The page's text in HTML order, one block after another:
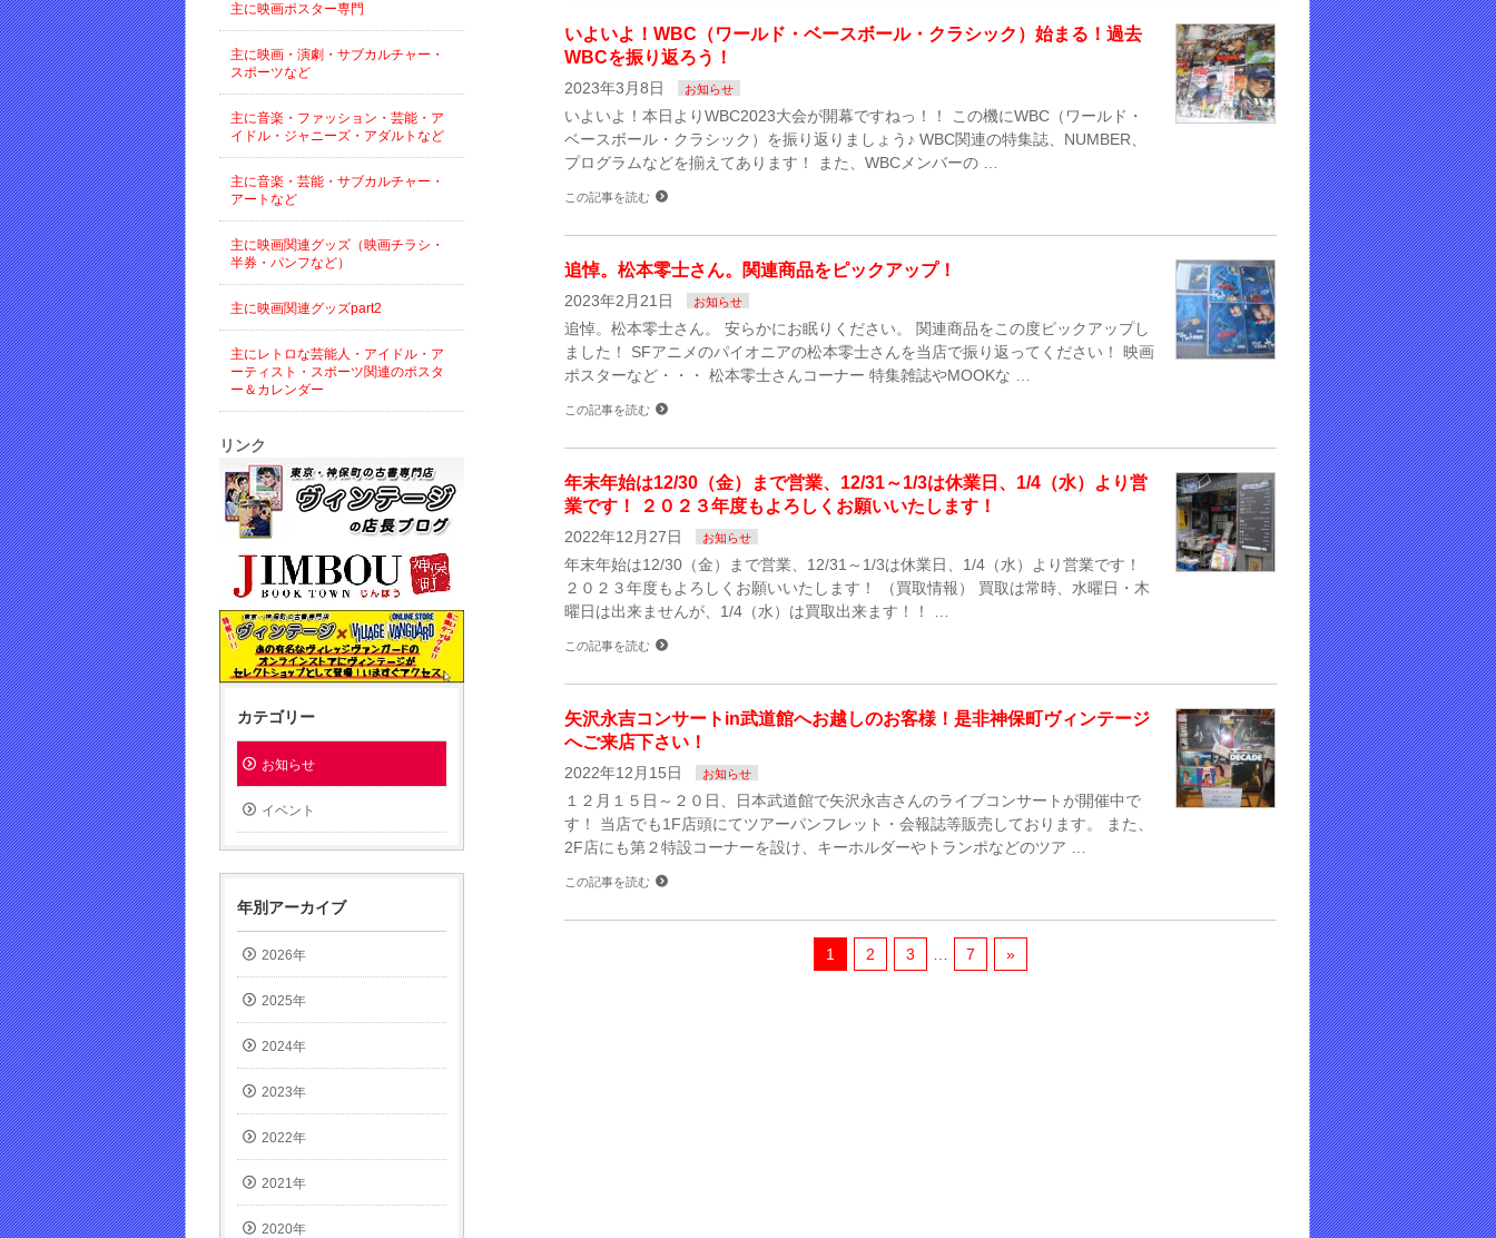
いよいよ！WBC（ワールド・ベースボール・クラシック）始まる！過去
WBCを振り返ろう！
2023年3月8日 お知らせ
いよいよ！本日よりWBC2023大会が開幕ですねっ！！ この機にWBC（ワールド・
ベースボール・クラシック）を振り返りましょう♪ WBC関連の特集誌、NUMBER、
プログラムなどを揃えてあります！ また、WBCメンバーの …
この記事を読む
追悼。松本零士さん。関連商品をピックアップ！
2023年2月21日 お知らせ
追悼。松本零士さん。 安らかにお眠りください。 関連商品をこの度ピックアップし
ました！ SFアニメのパイオニアの松本零士さんを当店で振り返ってください！ 映画
ポスターなど・・・ 松本零士さんコーナー 特集雑誌やMOOKな …
この記事を読む
年末年始は12/30（金）まで営業、12/31～1/3は休業日、1/4（水）より営
業です！ ２０２３年度もよろしくお願いいたします！
2022年12月27日 お知らせ
年末年始は12/30（金）まで営業、12/31～1/3は休業日、1/4（水）より営業です！
２０２３年度もよろしくお願いいたします！ （買取情報） 買取は常時、水曜日・木
曜日は出来ませんが、1/4（水）は買取出来ます！！ …
この記事を読む
矢沢永吉コンサートin武道館へお越しのお客様！是非神保町ヴィンテージ
へご来店下さい！
2022年12月15日 お知らせ
１２月１５日～２０日、日本武道館で矢沢永吉さんのライブコンサートが開催中で
す！ 当店でも1F店頭にてツアーパンフレット・会報誌等販売しております。 また、
2F店にも第２特設コーナーを設け、キーホルダーやトランポなどのツア …
この記事を読む
1 2 3 7 »
主に映画ポスター専門
主に映画・演劇・サブカルチャー・
スポーツなど
主に音楽・ファッション・芸能・ア
イドル・ジャニーズ・アダルトなど
主に音楽・芸能・サブカルチャー・
アートなど
主に映画関連グッズ（映画チラシ・
半券・パンフなど）
主に映画関連グッズpart2
主にレトロな芸能人・アイドル・ア
ーティスト・スポーツ関連のポスタ
ー＆カレンダー
リンク
カテゴリー
お知らせ
イベント
年別アーカイブ
2026年
2025年
2024年
2023年
2022年
2021年
2020年